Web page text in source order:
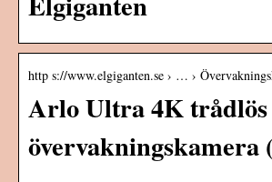
http s://www.elgiganten.se › … ›
Arlo Ultra 4K trådlös
övervakningskamera